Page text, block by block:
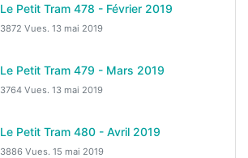
Le Petit Tram 478 - Février 2019
3872 Vues. 13 mai 2019
Le Petit Tram 479 - Mars 2019
3764 Vues. 13 mai 2019
Le Petit Tram 480 - Avril 2019
3886 Vues. 15 mai 2019